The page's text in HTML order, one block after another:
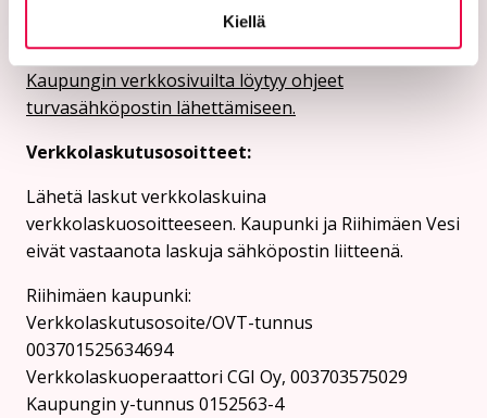
Kiellä
Ethän lähetä henkilötietoja tai arkaluonteisia
asiakastietoja suojaamattomassa sähköpostissa.
Kaupungin verkkosivuilta löytyy ohjeet
turvasähköpostin lähettämiseen.
Verkkolaskutusosoitteet:
Lähetä laskut verkkolaskuina
verkkolaskuosoitteeseen. Kaupunki ja Riihimäen Vesi
eivät vastaanota laskuja sähköpostin liitteenä.
Riihimäen kaupunki:
Verkkolaskutusosoite/OVT-tunnus
003701525634694
Verkkolaskuoperaattori CGI Oy, 003703575029
Kaupungin y-tunnus 0152563-4